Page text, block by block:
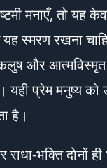
मनाएँ, तो यह
स्मरण रखना
और
यही प्रेम मनुष्य
है।
राधा-भक्ति दोनों ही